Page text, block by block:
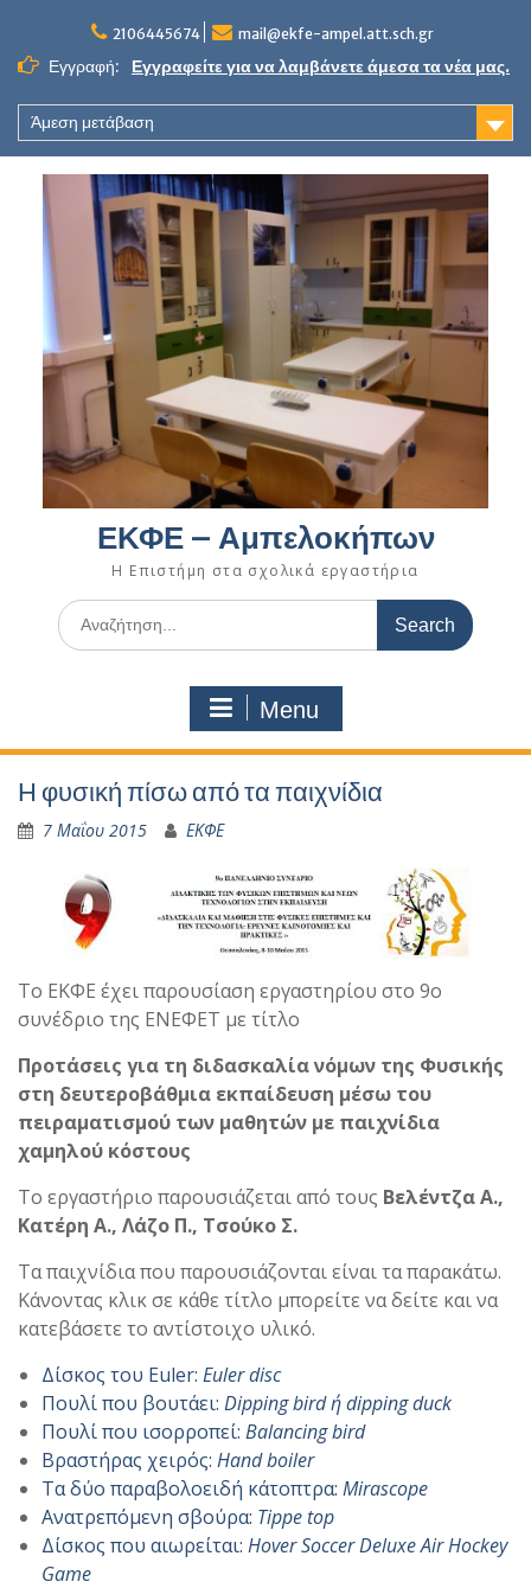
content
2106445674 mail@ekfe-ampel.att.sch.gr
Εγγραφή: Εγγραφείτε για να λαμβάνετε άμεσα τα νέα μας.
Άμεση μετάβαση
ΕΚΦΕ – Αμπελοκήπων
Η Επιστήμη στα σχολικά εργαστήρια
Search
for:
Menu
Η φυσική πίσω από τα παιχνίδια
7 Μαΐου 2015 ΕΚΦΕ
Το ΕΚΦΕ έχει παρουσίαση εργαστηρίου στο 9ο
συνέδριο της ΕΝΕΦΕΤ με τίτλο
Προτάσεις για τη διδασκαλία νόμων της Φυσικής
στη δευτεροβάθμια εκπαίδευση μέσω του
πειραματισμού των μαθητών με παιχνίδια
χαμηλού κόστους
Το εργαστήριο παρουσιάζεται από τους Βελέντζα Α.,
Κατέρη Α., Λάζο Π., Τσούκο Σ.
Τα παιχνίδια που παρουσιάζονται είναι τα παρακάτω.
Κάνοντας κλικ σε κάθε τίτλο μπορείτε να δείτε και να
κατεβάσετε το αντίστοιχο υλικό.
Δίσκος του Euler: Eulerdisc
Πουλί που βουτάει: Dipping birdήdipping duck
Πουλί που ισορροπεί: Balancingbird
Βραστήρας χειρός: Hand boiler
Τα δύο παραβολοειδή κάτοπτρα: Mirascope
Ανατρεπόμενη σβούρα: Tippe top
Δίσκος που αιωρείται: HoverSoccerDeluxeAirHockey
Game